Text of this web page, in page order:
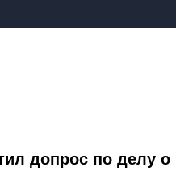
допрос по делу о